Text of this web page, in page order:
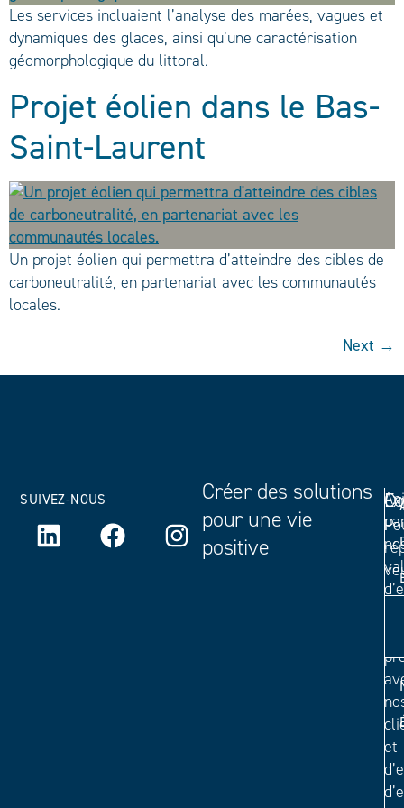
Les services incluaient l’analyse des marées, vagues et
dynamiques des glaces, ainsi qu’une caractérisation
géomorphologique du littoral.
Projet éolien dans le Bas-
Saint-Laurent
Un projet éolien qui permettra d’atteindre des cibles de
carboneutralité, en partenariat avec les communautés
locales.
Next →
Créer des solutions
pour une vie
positive
et
SUIVEZ-NOUS